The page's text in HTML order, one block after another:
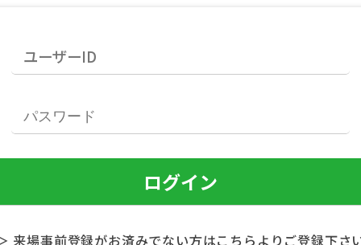
来場事前登録がお済みでない方はこちらよりご登録下さ